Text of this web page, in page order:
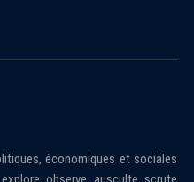
économiques et sociales